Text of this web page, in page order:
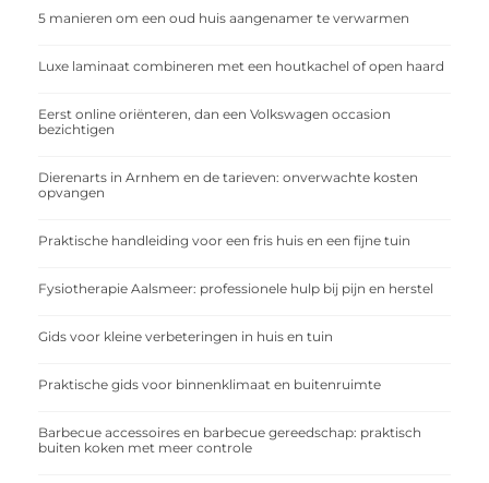
5 manieren om een oud huis aangenamer te verwarmen
Luxe laminaat combineren met een houtkachel of open haard
Eerst online oriënteren, dan een Volkswagen occasion
bezichtigen
Dierenarts in Arnhem en de tarieven: onverwachte kosten
opvangen
Praktische handleiding voor een fris huis en een fijne tuin
Fysiotherapie Aalsmeer: professionele hulp bij pijn en herstel
Gids voor kleine verbeteringen in huis en tuin
Praktische gids voor binnenklimaat en buitenruimte
Barbecue accessoires en barbecue gereedschap: praktisch
buiten koken met meer controle